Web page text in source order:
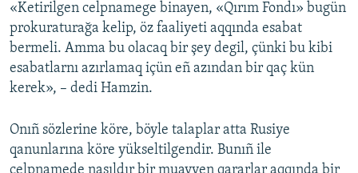
«Ketirilgen celpnamege binayen, «Qırım Fondı» bugün
prokuraturağa kelip, öz faaliyeti aqqında esabat
bermeli. Amma bu olacaq bir şey degil, çünki bu kibi
esabatlarnı azırlamaq içün eñ azından bir qaç kün
kerek», – dedi Hamzin.
Onıñ sözlerine köre, böyle talaplar atta Rusiye
qanunlarına köre yükseltilgendir. Bunıñ ile